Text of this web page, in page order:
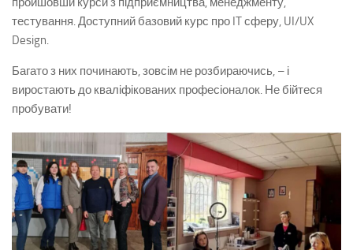
тестування. Доступний базовий курс про IT сферу, UI/UX
Design.
Багато з них починають, зовсім не розбираючись, – і
виростають до кваліфікованих професіоналок. Не бійтеся
пробувати!